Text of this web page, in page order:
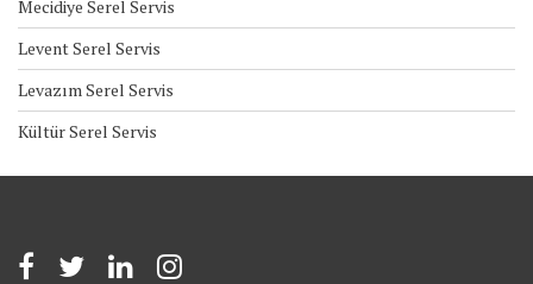
Mecidiye Serel Servis
Levent Serel Servis
Levazım Serel Servis
Kültür Serel Servis